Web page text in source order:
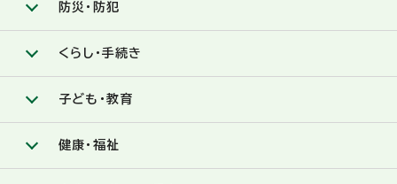
防災・防犯
くらし・手続き
子ども・教育
健康・福祉